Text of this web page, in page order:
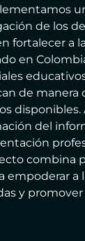
de los
fortalecer a
en
de manera
disponibles.
del
combina
empoderar a
y promover